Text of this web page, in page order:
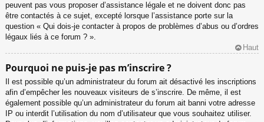
peuvent pas vous proposer d’assistance légale et ne doivent donc pas
être contactés à ce sujet, excepté lorsque l’assistance porte sur la
question « Qui dois-je contacter à propos de problèmes d’abus ou d’ordres
légaux liés à ce forum ? ».
Haut
Pourquoi ne puis-je pas m’inscrire ?
Il est possible qu’un administrateur du forum ait désactivé les inscriptions
afin d’empêcher les nouveaux visiteurs de s’inscrire. De même, il est
également possible qu’un administrateur du forum ait banni votre adresse
IP ou interdit l’utilisation du nom d’utilisateur que vous souhaitez utiliser.